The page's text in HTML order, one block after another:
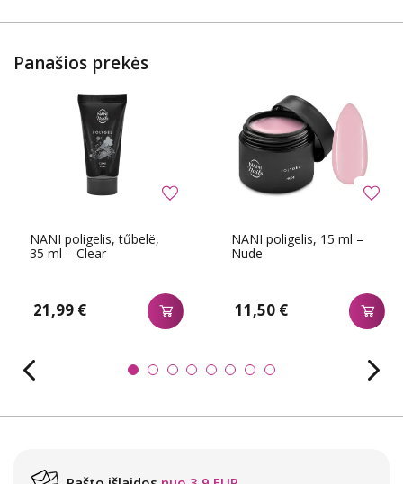
Panašios prekės
NANI poligelis, tűbelë,
35 ml – Clear
21,99 €
NANI poligelis, 15 ml –
Nude
11,50 €